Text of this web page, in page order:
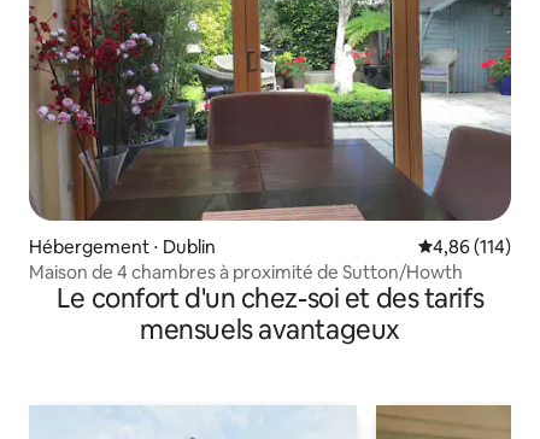
Hébergement ⋅ Dublin Évaluation
4,86 (114)
Maison de 4 chambres à proximité de Sutton/Howth
Le confort d'un chez-soi et des tarifs
mensuels avantageux